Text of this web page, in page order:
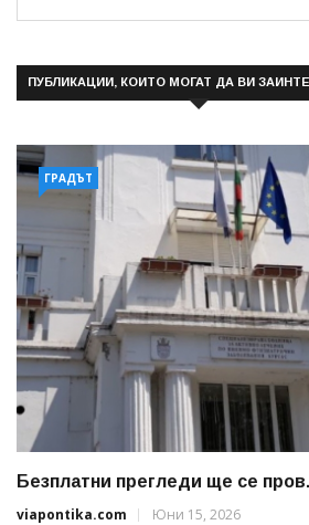
ПУБЛИКАЦИИ, КОИТО МОГАТ ДА ВИ
ГРАДЪТ
Безплатни прегледи ще се
viapontika.com
Юни 15, 2026